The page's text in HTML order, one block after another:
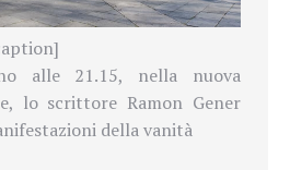
alle 21.15, nella nuova
lo scrittore Ramon Gener
della vanità